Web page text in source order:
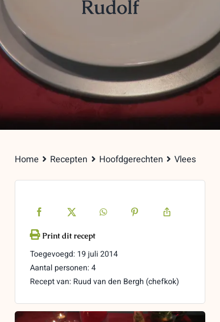
Rudolf
Home Recepten Hoofdgerechten Vlees
Toegevoegd: 19 juli 2014
Aantal personen: 4
Recept van: Ruud van den Bergh (chefkok)